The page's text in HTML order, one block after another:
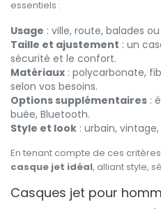
essentiels :
Usage : ville, route, balades
Taille et ajustement : un
sécurité et le confort.
Matériaux : polycarbonate,
selon vos besoins.
Options supplémentaires :
buée, Bluetooth.
Style et look : urbain,
En tenant compte de ces
casque jet idéal, alliant style,
Casques jet pour